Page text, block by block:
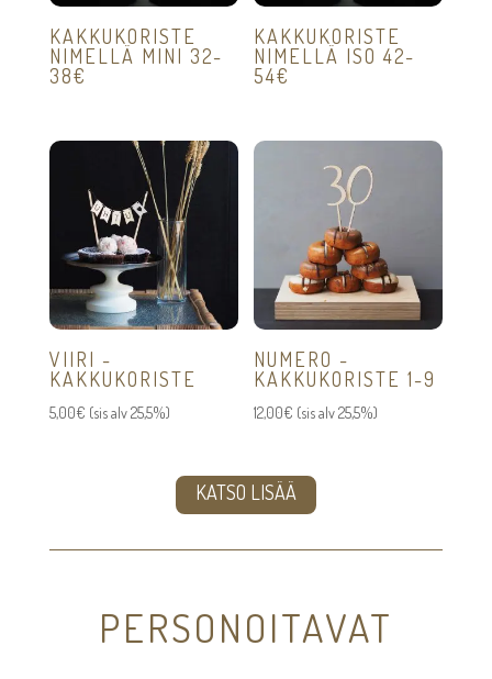
KAKKUKORISTE
NIMELLÄ MINI 32-
38€
KAKKUKORISTE
NIMELLÄ ISO 42-
54€
VIIRI -
KAKKUKORISTE
5,00€ (sis alv 25,5%)
NUMERO -
KAKKUKORISTE 1-9
12,00€ (sis alv 25,5%)
KATSO LISÄÄ
PERSONOITAVAT